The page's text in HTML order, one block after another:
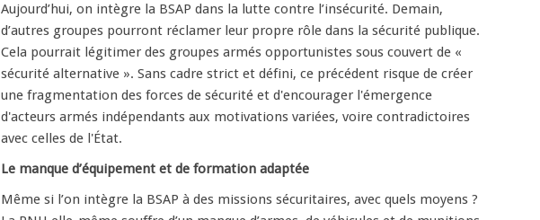
Aujourd’hui, on intègre la BSAP dans la lutte contre l’insécurité. Demain,
d’autres groupes pourront réclamer leur propre rôle dans la sécurité publique.
Cela pourrait légitimer des groupes armés opportunistes sous couvert de «
sécurité alternative ». Sans cadre strict et défini, ce précédent risque de créer
une fragmentation des forces de sécurité et d'encourager l'émergence
d'acteurs armés indépendants aux motivations variées, voire contradictoires
avec celles de l'État.
Le manque d’équipement et de formation adaptée
Même si l’on intègre la BSAP à des missions sécuritaires, avec quels moyens ?